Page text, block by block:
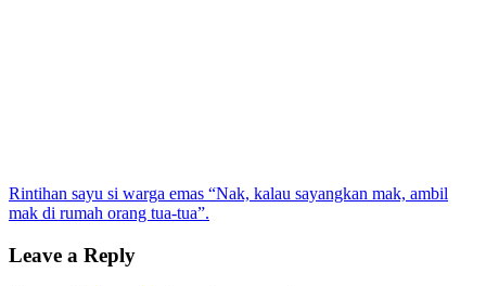
Post
navigation
Rintihan sayu si warga emas “Nak, kalau sayangkan mak, ambil
mak di rumah orang tua-tua”.
Leave a Reply